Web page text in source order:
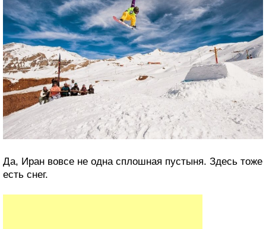
Да, Иран вовсе не одна сплошная пустыня. Здесь тоже
есть снег.